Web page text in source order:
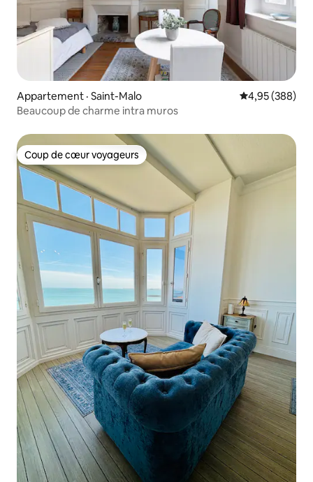
Appartement · Saint-Malo Note
4,95 (388)
Beaucoup de charme intra muros
Coup de cœur voyageurs
Coup de cœur voyageurs